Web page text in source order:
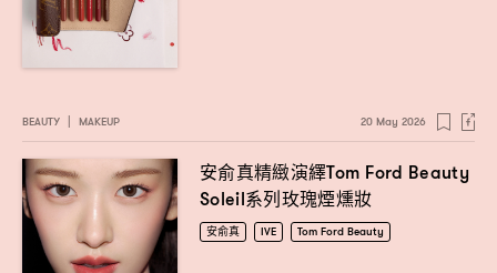
BEAUTY MAKEUP 20 May 2026
安俞真精緻演繹Tom Ford Beauty
Soleil系列玫瑰煙燻妝
安俞真 IVE Tom Ford Beauty